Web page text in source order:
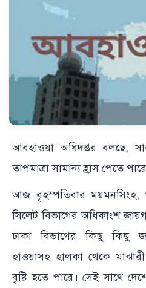
আবহাওয়া অধিদপ্তর বলছে,
তাপমাত্রা সামান্য হ্রাস পেতে
আজ বৃহস্পতিবার ময়মনসিংহ,
সিলেট বিভাগের অধিকাংশ
ঢাকা বিভাগের কিছু কিছু
হাওয়াসহ হালকা থেকে
বৃষ্টি হতে পারে। সেই সাথে